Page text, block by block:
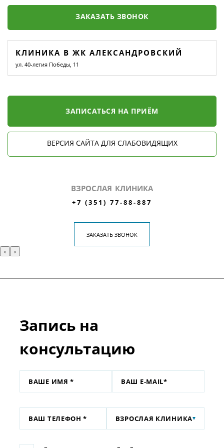
ЗАКАЗАТЬ ЗВОНОК
КЛИНИКА В ЖК АЛЕКСАНДРОВСКИЙ
ул. 40-летия Победы, 11
ЗАПИСАТЬСЯ НА ПРИЁМ
ВЕРСИЯ САЙТА ДЛЯ СЛАБОВИДЯЩИХ
ВЗРОСЛАЯ КЛИНИКА
+7 (351) 77-88-887
ЗАКАЗАТЬ ЗВОНОК
‹ ›
Запись на
консультацию
ВЗРОСЛАЯ КЛИНИКА